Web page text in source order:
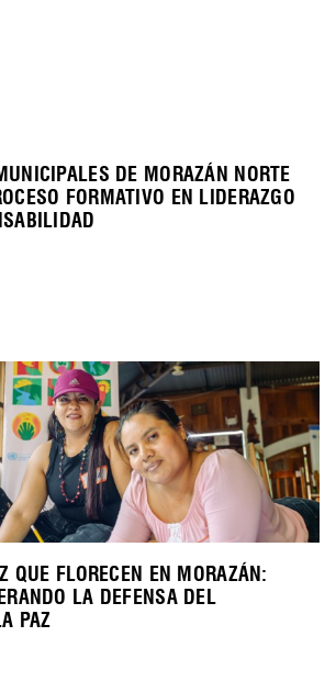
DE MORAZÁN NORTE
FORMATIVO EN LIDERAZGO
QUE FLORECEN EN MORAZÁN:
LA DEFENSA DEL
PAZ